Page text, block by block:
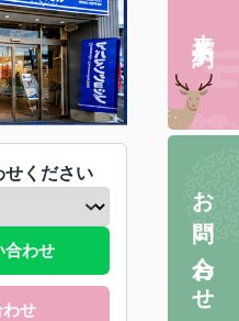
せください
合わせ
せ
お問い合わせ